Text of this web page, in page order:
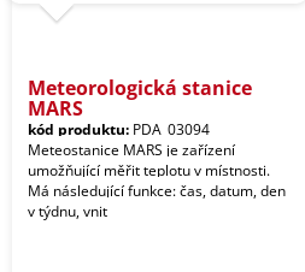
Meteorologická stanice
MARS
kód produktu: PDA_03094
Meteostanice MARS je zařízení
umožňující měřit teplotu v místnosti.
Má následující funkce: čas, datum, den
v týdnu, vnit